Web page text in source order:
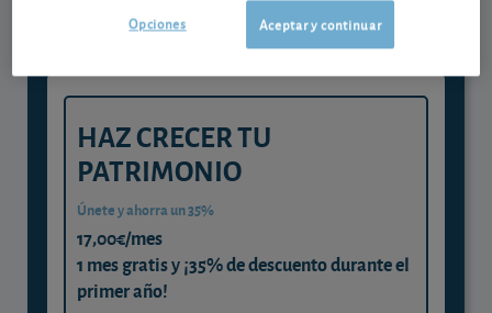
para ti
HAZ CRECER TU
PATRIMONIO
Únete y ahorra un 35%
17,00€/mes
1 mes gratis y ¡35% de descuento durante el
primer año!
Aceptar y continuar
Opciones